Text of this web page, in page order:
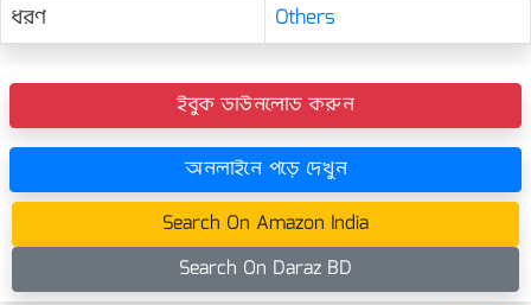
ধরণ
Others
ইবুক ডাউনলোড করুন
অনলাইনে পড়ে দেখুন
Search On Amazon India
Search On Daraz BD